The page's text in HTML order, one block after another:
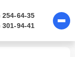
254-64-35
301-94-41